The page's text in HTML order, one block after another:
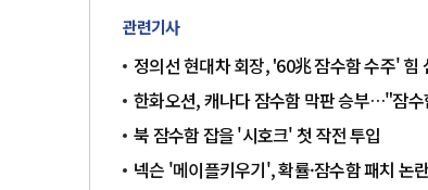
관련기사
정의선 현대차 회장, '60兆 잠수함 수주'
한화오션, 캐나다 잠수함 막판 승부…"잠
북 잠수함 잡을 '시호크' 첫 작전 투입
넥슨 '메이플키우기', 확률·잠수함 패치